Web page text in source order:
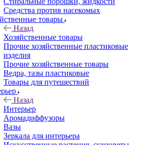
Средства против насекомых
товары
Назад
Хозяйственные товары
Прочие хозяйственные пластиковые
изделия
Прочие хозяйственные товары
Ведра, тазы пластиковые
Товары для путешествий
Назад
Интерьер
Аромадиффузоры
Вазы
Зеркала для интерьера